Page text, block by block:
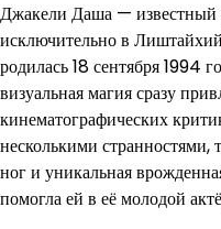
Джакели Даша — известный
исключительно в
родилась 18 сентября 1994
визуальная магия сразу
кинематографических
несколькими
ног и уникальная
помогла ей в её молодой